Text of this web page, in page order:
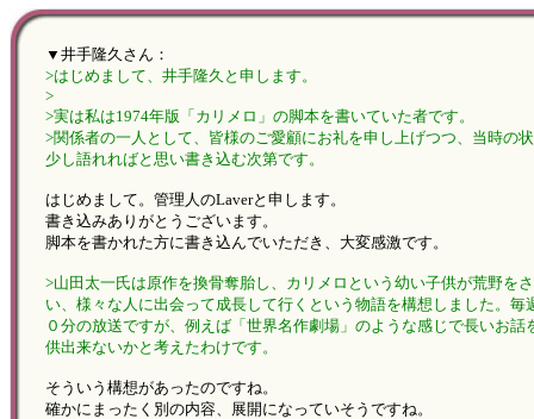
▼井手隆久さん：
>はじめまして、井手隆久と申します。
>
>実は私は1974年版「カリメロ」の脚本を書いていた者です。
>関係者の一人として、皆様のご愛顧にお礼を申し上げつつ、当時の
少し語れればと思い書き込む次第です。
はじめまして。管理人のLaverと申します。
書き込みありがとうございます。
脚本を書かれた方に書き込んでいただき、大変感激です。
>山田太一氏は原作を換骨奪胎し、カリメロという幼い子供が荒野を
い、様々な人に出会って成長して行くという物語を構想しました。毎
０分の放送ですが、例えば「世界名作劇場」のような感じで長いお話
供出来ないかと考えたわけです。
そういう構想があったのですね。
確かにまったく別の内容、展開になっていそうですね。